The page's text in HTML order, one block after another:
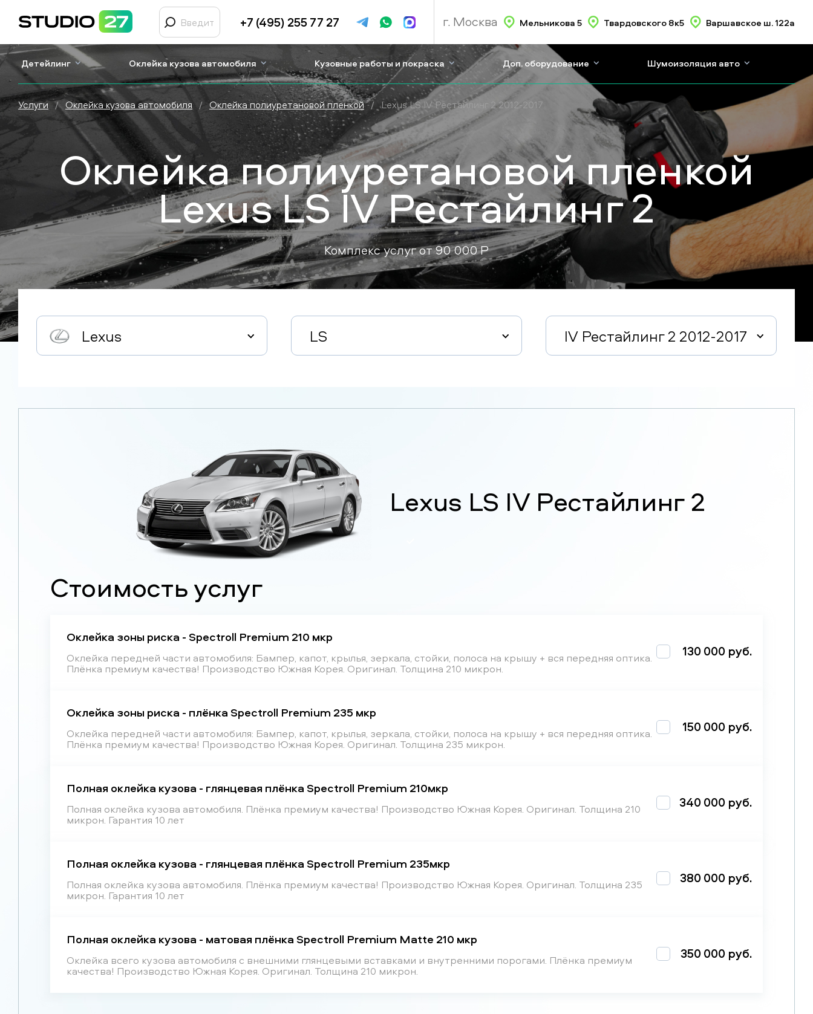
+7 (495) 255 77 27 г. Москва Мельникова 5 Твардовского 8к5 Варшавское ш. 122а
Детейлинг Оклейка кузова автомобиля Кузовные работы и покраска Доп. оборудование Шумоизоляция авто
Услуги / Оклейка кузова автомобиля / Оклейка полиуретановой пленкой / Lexus LS IV Рестайлинг 2 2012-2017
Оклейка полиуретановой пленкой
Lexus LS IV Рестайлинг 2
Комплекс услуг от90 000P
Lexus LS IV Рестайлинг 2 2012-2017
Lexus LS IV Рестайлинг 2
Стоимость услуг
Оклейка зоны риска - Spectroll Premium 210 мкр
Оклейка передней части автомобиля: Бампер, капот, крылья, зеркала, стойки, полоса на крышу + вся передняя оптика.
Плёнка премиум качества! Производство Южная Корея. Оригинал. Толщина 210 микрон.
130 000 руб.
Оклейка зоны риска - плёнка Spectroll Premium 235 мкр
Оклейка передней части автомобиля: Бампер, капот, крылья, зеркала, стойки, полоса на крышу + вся передняя оптика.
Плёнка премиум качества! Производство Южная Корея. Оригинал. Толщина 235 микрон.
150 000 руб.
Полная оклейка кузова - глянцевая плёнка Spectroll Premium 210мкр
Полная оклейка кузова автомобиля. Плёнка премиум качества! Производство Южная Корея. Оригинал. Толщина 210
микрон. Гарантия 10 лет
340 000 руб.
Полная оклейка кузова - глянцевая плёнка Spectroll Premium 235мкр
Полная оклейка кузова автомобиля. Плёнка премиум качества! Производство Южная Корея. Оригинал. Толщина 235
микрон. Гарантия 10 лет
380 000 руб.
Полная оклейка кузова - матовая плёнка Spectroll Premium Matte 210 мкр
Оклейка всего кузова автомобиля с внешними глянцевыми вставками и внутренними порогами. Плёнка премиум
качества! Производство Южная Корея. Оригинал. Толщина 210 микрон.
350 000 руб.